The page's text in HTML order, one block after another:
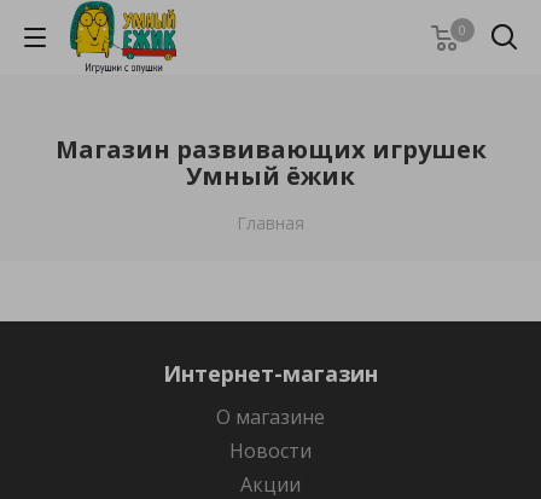
0
Магазин развивающих игрушек
Умный ёжик
Главная
Интернет-магазин
О магазине
Новости
Акции